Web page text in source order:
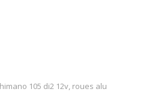
105 di2 12v, roues alu